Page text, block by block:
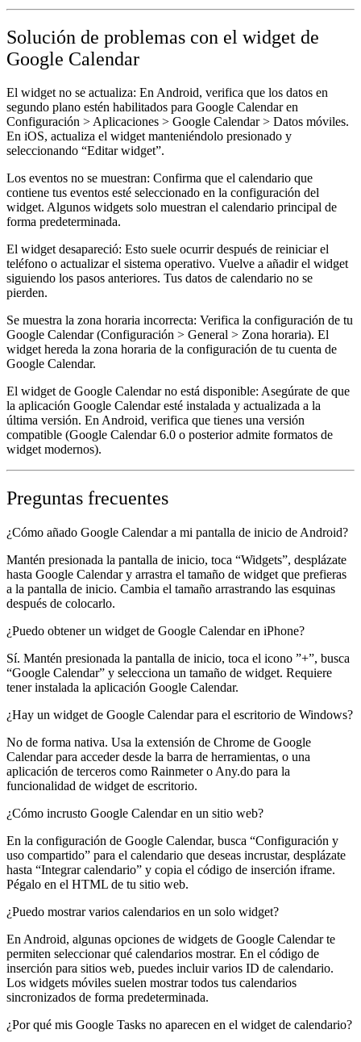
Solución de problemas con el widget de
Google Calendar
El widget no se actualiza: En Android, verifica que los datos en
segundo plano estén habilitados para Google Calendar en
Configuración > Aplicaciones > Google Calendar > Datos móviles.
En iOS, actualiza el widget manteniéndolo presionado y
seleccionando “Editar widget”.
Los eventos no se muestran: Confirma que el calendario que
contiene tus eventos esté seleccionado en la configuración del
widget. Algunos widgets solo muestran el calendario principal de
forma predeterminada.
El widget desapareció: Esto suele ocurrir después de reiniciar el
teléfono o actualizar el sistema operativo. Vuelve a añadir el widget
siguiendo los pasos anteriores. Tus datos de calendario no se
pierden.
Se muestra la zona horaria incorrecta: Verifica la configuración de tu
Google Calendar (Configuración > General > Zona horaria). El
widget hereda la zona horaria de la configuración de tu cuenta de
Google Calendar.
El widget de Google Calendar no está disponible: Asegúrate de que
la aplicación Google Calendar esté instalada y actualizada a la
última versión. En Android, verifica que tienes una versión
compatible (Google Calendar 6.0 o posterior admite formatos de
widget modernos).
Preguntas frecuentes
¿Cómo añado Google Calendar a mi pantalla de inicio de Android?
Mantén presionada la pantalla de inicio, toca “Widgets”, desplázate
hasta Google Calendar y arrastra el tamaño de widget que prefieras
a la pantalla de inicio. Cambia el tamaño arrastrando las esquinas
después de colocarlo.
¿Puedo obtener un widget de Google Calendar en iPhone?
Sí. Mantén presionada la pantalla de inicio, toca el icono ”+”, busca
“Google Calendar” y selecciona un tamaño de widget. Requiere
tener instalada la aplicación Google Calendar.
¿Hay un widget de Google Calendar para el escritorio de Windows?
No de forma nativa. Usa la extensión de Chrome de Google
Calendar para acceder desde la barra de herramientas, o una
aplicación de terceros como Rainmeter o Any.do para la
funcionalidad de widget de escritorio.
¿Cómo incrusto Google Calendar en un sitio web?
En la configuración de Google Calendar, busca “Configuración y
uso compartido” para el calendario que deseas incrustar, desplázate
hasta “Integrar calendario” y copia el código de inserción iframe.
Pégalo en el HTML de tu sitio web.
¿Puedo mostrar varios calendarios en un solo widget?
En Android, algunas opciones de widgets de Google Calendar te
permiten seleccionar qué calendarios mostrar. En el código de
inserción para sitios web, puedes incluir varios ID de calendario.
Los widgets móviles suelen mostrar todos tus calendarios
sincronizados de forma predeterminada.
¿Por qué mis Google Tasks no aparecen en el widget de calendario?